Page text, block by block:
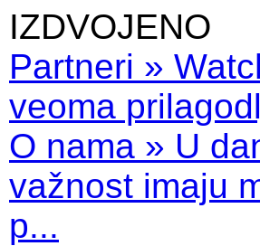
IZDVOJENO
Partneri »
veoma
O nama » U
važnost imaju
p...